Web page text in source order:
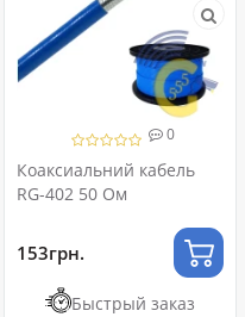
0
Коаксиальний кабель
RG-402 50 Ом
153грн.
Быстрый заказ